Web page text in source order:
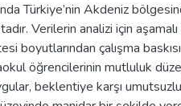
Türkiye’nin Akdeniz
Verilerin analizi için
boyutlarından çalışma
öğrencilerinin mutluluk
beklentiye karşı